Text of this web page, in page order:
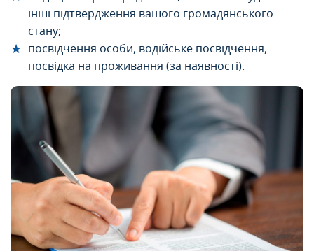
інші підтвердження вашого громадянського
стану;
посвідчення особи, водійське посвідчення,
посвідка на проживання (за наявності).